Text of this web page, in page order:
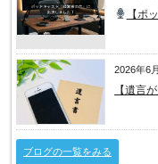
【ポ
2026年6
【遺言
ブログの一覧をみる